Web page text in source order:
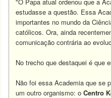
estudasse a questão. Essa
importantes no mundo da
católicos. Ora, ainda
comunicação contrária ao
No trecho que destaquei é que
Não foi essa Academia que se
um outro organismo: oCentro